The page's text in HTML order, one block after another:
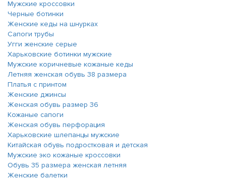
Мужские кроссовки
Черные ботинки
Женские кеды на шнурках
Сапоги трубы
Угги женские серые
Харьковские ботинки мужские
Мужские коричневые кожаные кеды
Летняя женская обувь 38 размера
Платья с принтом
Женские джинсы
Женская обувь размер 36
Кожаные сапоги
Женская обувь перфорация
Харьковские шлепанцы мужские
Китайская обувь подростковая и детская
Мужские эко кожаные кроссовки
Обувь 35 размера женская летняя
Женские балетки